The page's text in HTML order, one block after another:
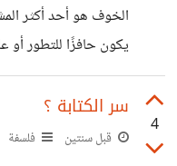
ما تدفع إلى الإشباع
الخوف هو أحد أكثر
يكون حافزًا للتطور أو
التعامل مع الخوف
• الخوف الغريزي: خوف
4
سر الكتابة ؟
قبل سنتين فلسفة